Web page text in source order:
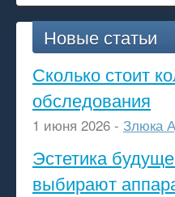
Новые статьи
Сколько стоит
обследования
1 июня 2026 - Злюка
Эстетика
выбирают